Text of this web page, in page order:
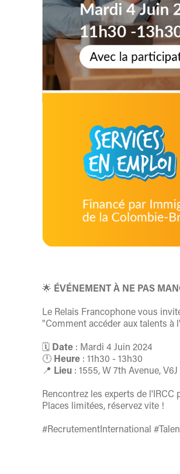
🌟 ÉVÉNEMENT À NE PAS
Le Relais Francophone vous
"Comment accéder aux talents à
🗓️ Date : Mardi 4 Juin 2024
🕛 Heure : 11h30 - 13h30
📍 Lieu : 1555, W 7th Avenue, V6J
Rencontrez les experts de
Places limitées, réservez vite !
#RecrutementInternational